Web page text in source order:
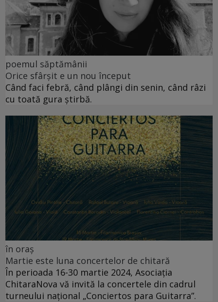
poemul săptămânii
Orice sfârșit e un nou început
Când faci febră, când plângi din senin, când râzi
cu toată gura știrbă.
în oraș
Martie este luna concertelor de chitară
În perioada 16-30 martie 2024, Asociația
ChitaraNova vă invită la concertele din cadrul
turneului național „Conciertos para Guitarra”.